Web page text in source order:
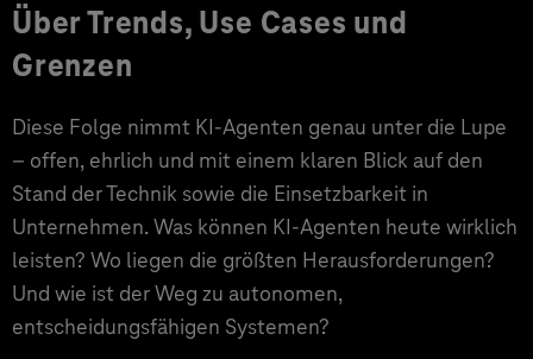
Über Trends, Use Cases und
Grenzen
Diese Folge nimmt KI-Agenten genau unter die Lupe
– offen, ehrlich und mit einem klaren Blick auf den
Stand der Technik sowie die Einsetzbarkeit in
Unternehmen. Was können KI-Agenten heute wirklich
leisten? Wo liegen die größten Herausforderungen?
Und wie ist der Weg zu autonomen,
entscheidungsfähigen Systemen?